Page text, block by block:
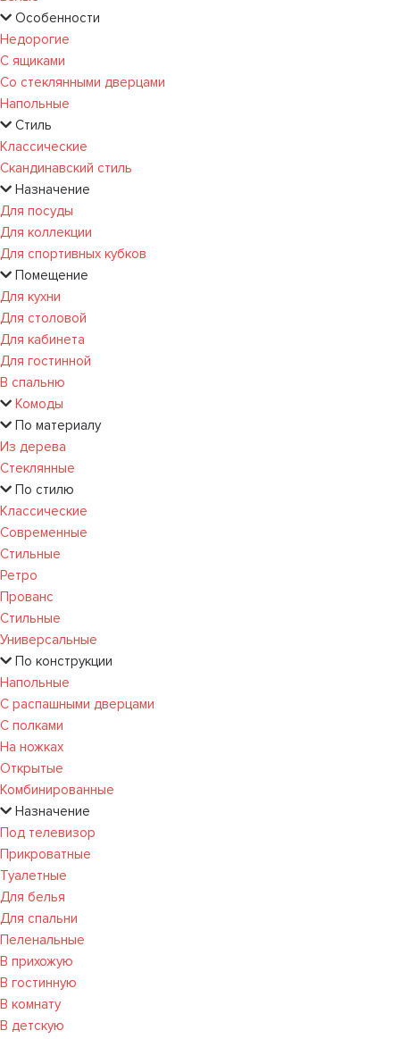
Особенности
Недорогие
С ящиками
Со стеклянными дверцами
Напольные
Стиль
Классические
Скандинавский стиль
Назначение
Для посуды
Для коллекции
Для спортивных кубков
Помещение
Для кухни
Для столовой
Для кабинета
Для гостинной
В спальню
Комоды
По материалу
Из дерева
Стеклянные
По стилю
Классические
Современные
Стильные
Ретро
Прованс
Стильные
Универсальные
По конструкции
Напольные
С распашными дверцами
С полками
На ножках
Открытые
Комбинированные
Назначение
Под телевизор
Прикроватные
Туалетные
Для белья
Для спальни
Пеленальные
В прихожую
В гостинную
В комнату
В детскую